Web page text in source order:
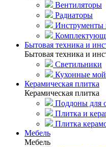
Вентиляторы
Радиаторы
Инструменты
Бытовая техника и
Бытовая техника и
Светильники
Кухонные
Керамическая плитка
Керамическая плитка
Поддоны для
Плитка и
Плитка
Мебель
Мебель